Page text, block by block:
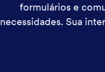
formulários e
necessidades. Sua